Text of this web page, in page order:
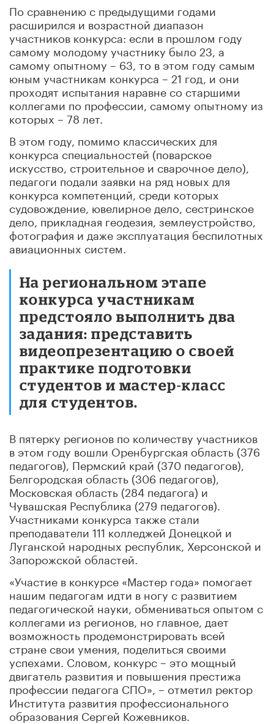
По сравнению с предыдущими годами
расширился и возрастной диапазон
участников конкурса: если в прошлом году
самому молодому участнику было 23, а
самому опытному – 63, то в этом году самым
юным участникам конкурса – 21 год, и они
проходят испытания наравне со старшими
коллегами по профессии, самому опытному из
которых – 78 лет.
В этом году, помимо классических для
конкурса специальностей (поварское
искусство, строительное и сварочное дело),
педагоги подали заявки на ряд новых для
конкурса компетенций, среди которых
судовождение, ювелирное дело, сестринское
дело, прикладная геодезия, землеустройство,
фотография и даже эксплуатация беспилотных
авиационных систем.
На региональном этапе
конкурса участникам
предстояло выполнить два
задания: представить
видеопрезентацию о своей
практике подготовки
студентов и мастер-класс
для студентов.
В пятерку регионов по количеству участников
в этом году вошли Оренбургская область (376
педагогов), Пермский край (370 педагогов),
Белгородская область (306 педагогов),
Московская область (284 педагога) и
Чувашская Республика (279 педагогов).
Участниками конкурса также стали
преподаватели 111 колледжей Донецкой и
Луганской народных республик, Херсонской и
Запорожской областей.
«Участие в конкурсе «Мастер года» помогает
нашим педагогам идти в ногу с развитием
педагогической науки, обмениваться опытом с
коллегами из регионов, но главное, дает
возможность продемонстрировать всей
стране свои умения, поделиться своими
успехами. Словом, конкурс – это мощный
двигатель развития и повышения престижа
профессии педагога СПО», – отметил ректор
Института развития профессионального
образования Сергей Кожевников.